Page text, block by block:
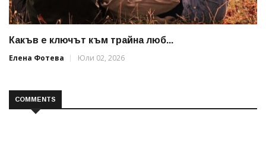
Какъв е ключът към трайна люб...
Елена Фотева
Юли 02, 2026
COMMENTS